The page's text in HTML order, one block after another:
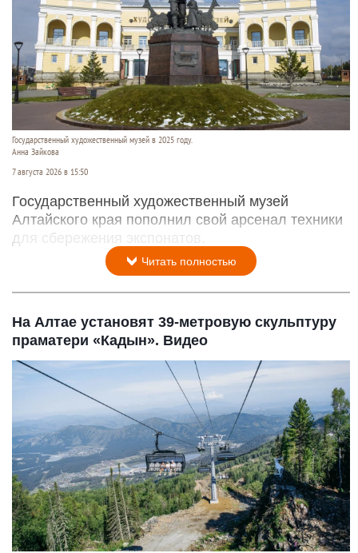
Государственный художественный музей в 2025 году.
Анна Зайкова
7 августа 2026 в 15:50
Государственный художественный музей
Алтайского края пополнил свой арсенал техники
для сбережения экспонатов.
Читать полностью
На Алтае установят 39-метровую скульптуру
праматери «Кадын». Видео